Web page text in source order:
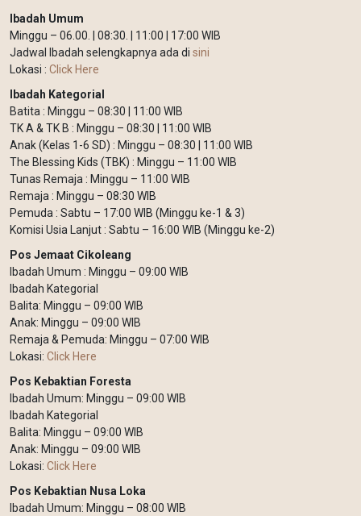
Ibadah Umum
Minggu – 06.00. | 08:30. | 11:00 | 17:00 WIB
Jadwal Ibadah selengkapnya ada di sini
Lokasi : Click Here
Ibadah Kategorial
Batita : Minggu – 08:30 | 11:00 WIB
TK A & TK B : Minggu – 08:30 | 11:00 WIB
Anak (Kelas 1-6 SD) : Minggu – 08:30 | 11:00 WIB
The Blessing Kids (TBK) : Minggu – 11:00 WIB
Tunas Remaja : Minggu – 11:00 WIB
Remaja : Minggu – 08:30 WIB
Pemuda : Sabtu – 17:00 WIB (Minggu ke-1 & 3)
Komisi Usia Lanjut : Sabtu – 16:00 WIB (Minggu ke-2)
Pos Jemaat Cikoleang
Ibadah Umum : Minggu – 09:00 WIB
Ibadah Kategorial
Balita: Minggu – 09:00 WIB
Anak: Minggu – 09:00 WIB
Remaja & Pemuda: Minggu – 07:00 WIB
Lokasi: Click Here
Pos Kebaktian Foresta
Ibadah Umum: Minggu – 09:00 WIB
Ibadah Kategorial
Balita: Minggu – 09:00 WIB
Anak: Minggu – 09:00 WIB
Lokasi: Click Here
Pos Kebaktian Nusa Loka
Ibadah Umum: Minggu – 08:00 WIB